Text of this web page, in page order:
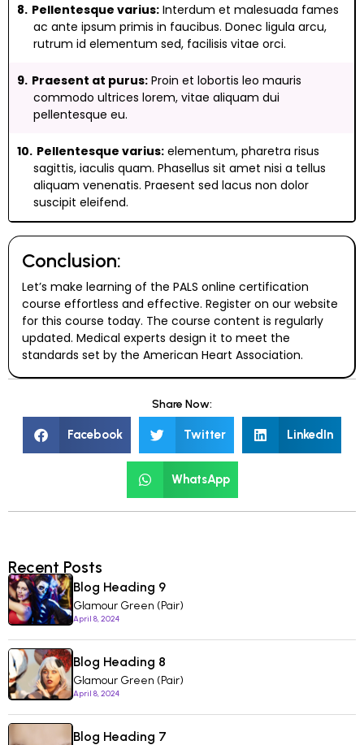
Pellentesque varius: Interdum et malesuada fames
ac ante ipsum primis in faucibus. Donec ligula arcu,
rutrum id elementum sed, facilisis vitae orci.
Praesent at purus: Proin et lobortis leo mauris
commodo ultrices lorem, vitae aliquam dui
pellentesque eu.
Pellentesque varius: elementum, pharetra risus
sagittis, iaculis quam. Phasellus sit amet nisi a tellus
aliquam venenatis. Praesent sed lacus non dolor
suscipit eleifend.
Conclusion:
Let’s make learning of the PALS online certification
course effortless and effective. Register on our website
for this course today. The course content is regularly
updated. Medical experts design it to meet the
standards set by the American Heart Association.
Share Now:
Facebook Twitter LinkedIn
WhatsApp
Recent Posts
Blog Heading 9
Glamour Green (Pair)
April 8, 2024
Blog Heading 8
Glamour Green (Pair)
April 8, 2024
Blog Heading 7